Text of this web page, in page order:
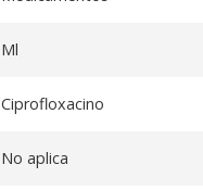
Ml
Ciprofloxacino
No aplica